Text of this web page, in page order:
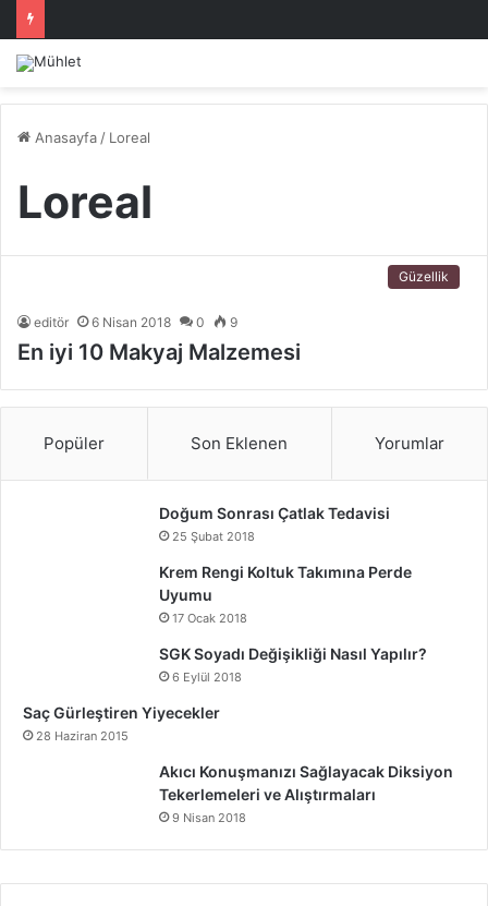
Anasayfa / Loreal
Loreal
Güzellik
editör 6 Nisan 2018 0 9
En iyi 10 Makyaj Malzemesi
Popüler Son Eklenen Yorumlar
Doğum Sonrası Çatlak Tedavisi
25 Şubat 2018
Krem Rengi Koltuk Takımına Perde
Uyumu
17 Ocak 2018
SGK Soyadı Değişikliği Nasıl Yapılır?
6 Eylül 2018
Saç Gürleştiren Yiyecekler
28 Haziran 2015
Akıcı Konuşmanızı Sağlayacak Diksiyon
Tekerlemeleri ve Alıştırmaları
9 Nisan 2018